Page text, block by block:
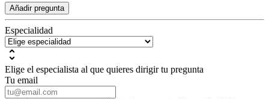
Añadir pregunta
Especialidad
Elige el especialista al que quieres dirigir tu pregunta
Tu email